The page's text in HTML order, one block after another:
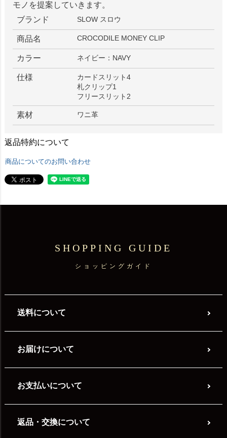
モノを提案していきます。
ブランド
SLOW スロウ
商品名 CROCODILE MONEY CLIP
カラー ネイビー：NAVY
仕様
カードスリット4
札クリップ1
フリースリット2
素材 ワニ革
返品特約について
商品についてのお問い合わせ
SHOPPING GUIDE
ショッピングガイド
送料について
お届けについて
お支払いについて
返品・交換について